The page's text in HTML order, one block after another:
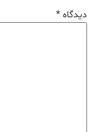
دیدگاه*